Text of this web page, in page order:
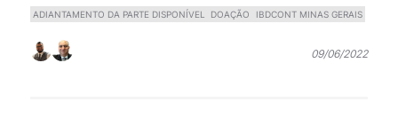
ADIANTAMENTO DA PARTE DISPONÍVEL DOAÇÃO IBDCONT MINAS GERAIS
09/06/2022